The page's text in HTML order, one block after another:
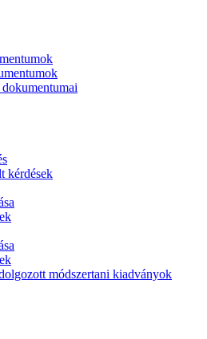
kérdések
módszertani kiadványok